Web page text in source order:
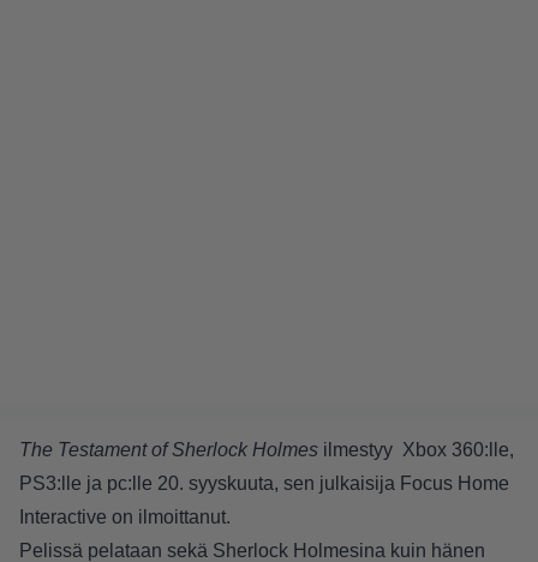
The Testament of Sherlock Holmes ilmestyy Xbox 360:lle,
PS3:lle ja pc:lle 20. syyskuuta, sen julkaisija Focus Home
Interactive on ilmoittanut.
Pelissä pelataan sekä Sherlock Holmesina kuin hänen